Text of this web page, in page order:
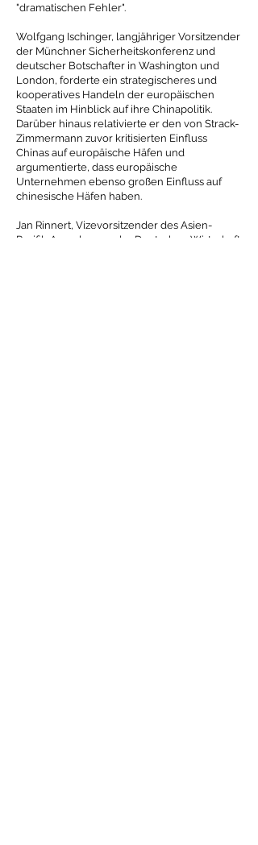
"dramatischen Fehler".
Wolfgang Ischinger, langjähriger Vorsitzender
der Münchner Sicherheitskonferenz und
deutscher Botschafter in Washington und
London, forderte ein strategischeres und
kooperatives Handeln der europäischen
Staaten im Hinblick auf ihre Chinapolitik.
Darüber hinaus relativierte er den von Strack-
Zimmermann zuvor kritisierten Einfluss
Chinas auf europäische Häfen und
argumentierte, dass europäische
Unternehmen ebenso großen Einfluss auf
chinesische Häfen haben.
Jan Rinnert, Vizevorsitzender des Asien-
Pazifik-Ausschusses der Deutschen Wirtschaft